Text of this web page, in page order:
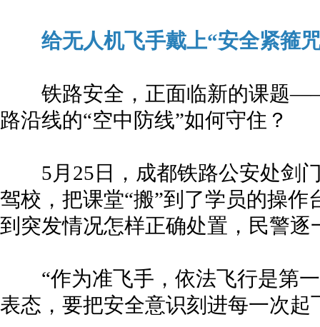
给无人机飞手戴上“安全紧箍
铁路安全，正面临新的课题——
路沿线的“空中防线”如何守住？
5月25日，成都铁路公安处剑门
驾校，把课堂“搬”到了学员的操
到突发情况怎样正确处置，民警逐
“作为准飞手，依法飞行是第一
表态，要把安全意识刻进每一次起